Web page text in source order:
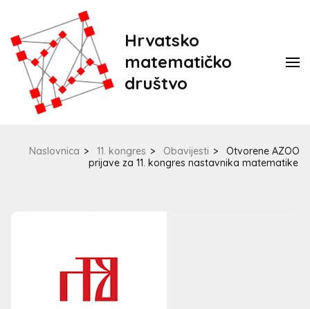
Hrvatsko
matematičko
društvo
Naslovnica > 11. kongres > Obavijesti >
Otvorene AZOO
prijave za 11. kongres nastavnika matematike